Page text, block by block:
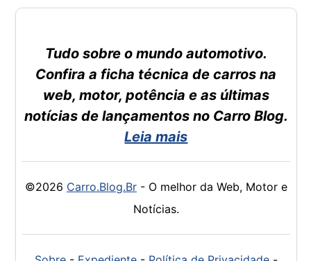
Tudo sobre o mundo automotivo.
Confira a ficha técnica de carros na
web, motor, potência e as últimas
notícias de lançamentos no Carro Blog.
Leia mais
©2026 Carro.Blog.Br- O melhor da Web, Motor e
Notícias.